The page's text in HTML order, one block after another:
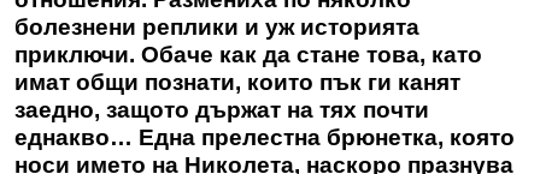
болезнени реплики и уж историята
приключи. Обаче как да стане това, като
имат общи познати, които пък ги канят
заедно, защото държат на тях почти
еднакво… Една прелестна брюнетка, която
носи името на Николета, наскоро празнува